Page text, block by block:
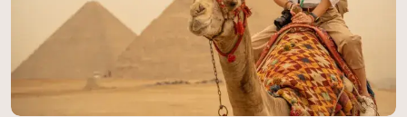
extraordinario y una visión artística impresionante.
Los antiguos egipcios lograron transformar la roca
viva del desierto en una figura que combina la
fuerza del león con la sabiduría del faraón,
simbolizando el poder divino y terrenal que